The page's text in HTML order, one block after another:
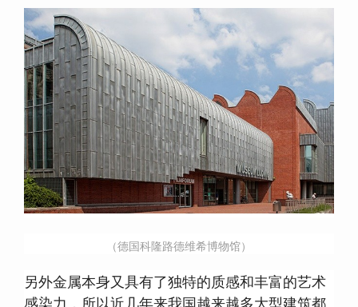
（德国科隆路德维希博物馆）
另外金属本身又具有了独特的质感和丰富的艺术
感染力，所以近几年来我国越来越多大型建筑都